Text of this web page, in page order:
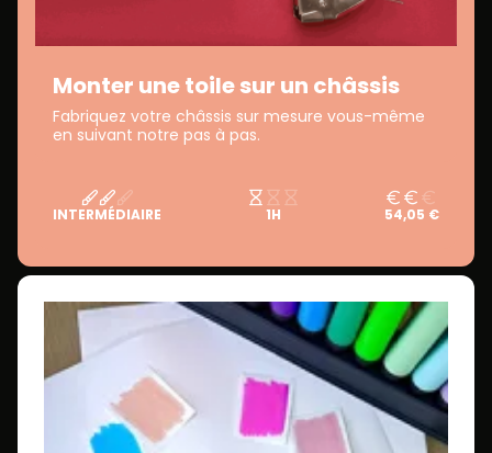
Monter une toile sur un châssis
Fabriquez votre châssis sur mesure vous-même
en suivant notre pas à pas.
INTERMÉDIAIRE 1H 54,05 €